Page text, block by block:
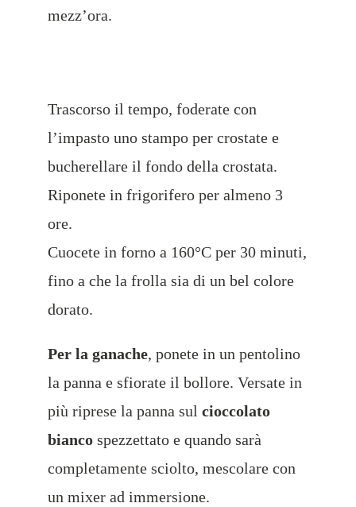
mezz’ora.
Trascorso il tempo, foderate con
l’impasto uno stampo per crostate e
bucherellare il fondo della crostata.
Riponete in frigorifero per almeno 3
ore.
Cuocete in forno a 160°C per 30 minuti,
fino a che la frolla sia di un bel colore
dorato.
Per la ganache, ponete in un pentolino
la panna e sfiorate il bollore. Versate in
più riprese la panna sul cioccolato
bianco spezzettato e quando sarà
completamente sciolto, mescolare con
un mixer ad immersione.